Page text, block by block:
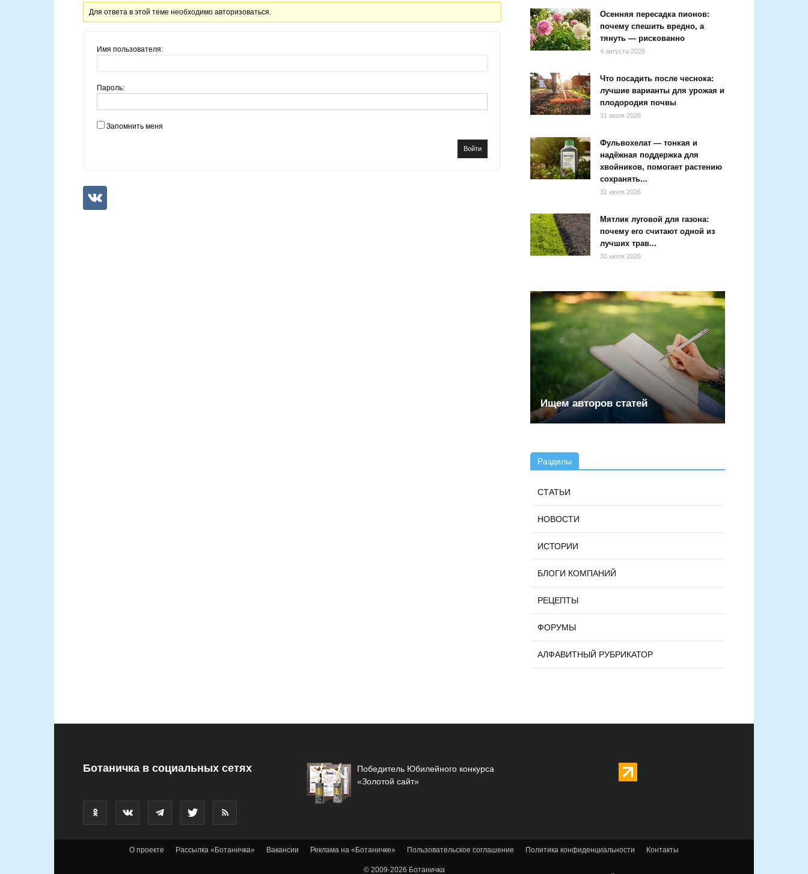
Для ответа в этой теме необходимо авторизоваться.
Имя пользователя:
Пароль:
Запомнить меня
Войти
Осенняя пересадка пионов:
почему спешить вредно, а
тянуть — рискованно
4 августа 2026
Что посадить после чеснока:
лучшие варианты для урожая и
плодородия почвы
31 июля 2026
Фульвохелат — тонкая и
надёжная поддержка для
хвойников, помогает растению
сохранять...
31 июля 2026
Мятлик луговой для газона:
почему его считают одной из
лучших трав...
30 июля 2026
Ищем авторов статей
Разделы
СТАТЬИ
НОВОСТИ
ИСТОРИИ
БЛОГИ КОМПАНИЙ
РЕЦЕПТЫ
ФОРУМЫ
АЛФАВИТНЫЙ РУБРИКАТОР
Ботаничка в социальных сетях
Победитель Юбилейного конкурса
«Золотой сайт»
О проекте Рассылка «Ботаничка» Вакансии Реклама на «Ботаничке» Пользовательское соглашение Политика конфиденциальности Контакты
© 2009-2026 Ботаничка